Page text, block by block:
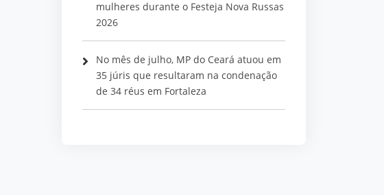
mulheres durante o Festeja Nova Russas
2026
No mês de julho, MP do Ceará atuou em
35 júris que resultaram na condenação
de 34 réus em Fortaleza